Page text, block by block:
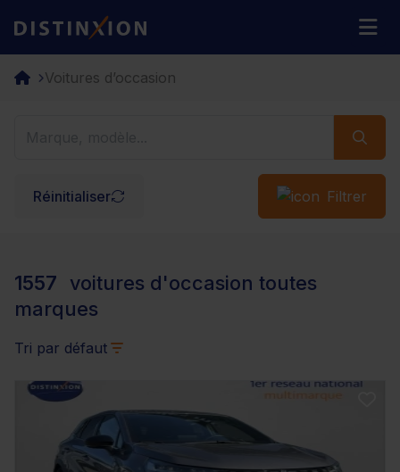
Distinxion
Voitures d’occasion
Réinitialiser Filtrer
1557
voitures d'occasion toutes
marques
Tri par défaut